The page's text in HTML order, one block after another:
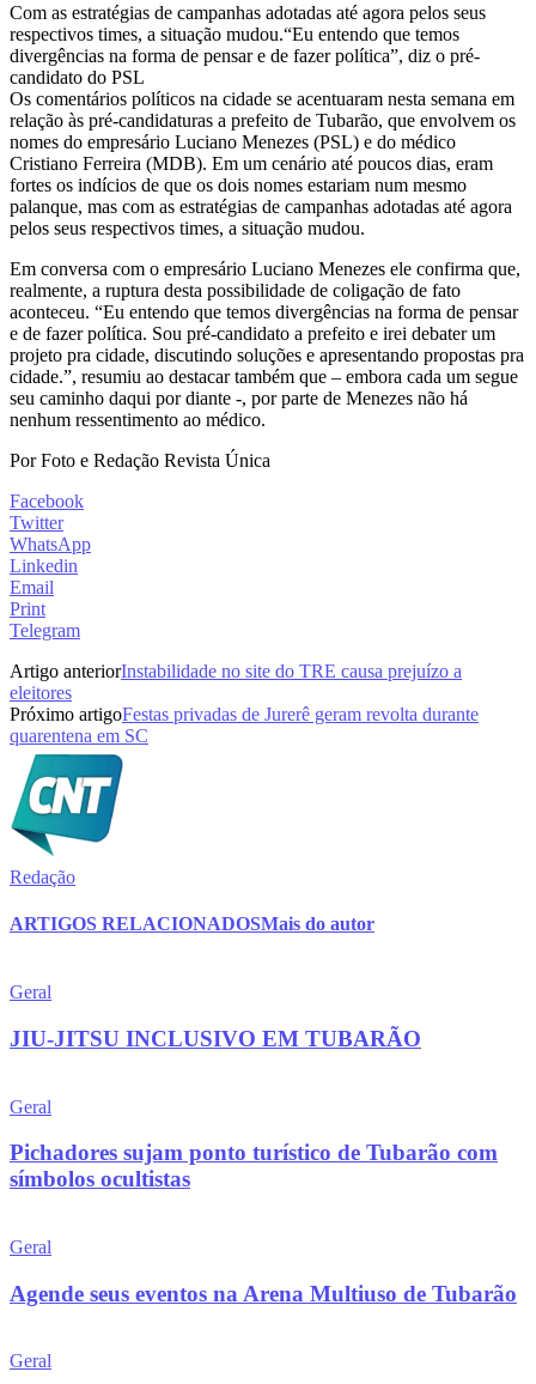
Com as estratégias de campanhas adotadas até agora pelos seus
respectivos times, a situação mudou.“Eu entendo que temos
divergências na forma de pensar e de fazer política”, diz o pré-
candidato do PSL
Os comentários políticos na cidade se acentuaram nesta semana em
relação às pré-candidaturas a prefeito de Tubarão, que envolvem os
nomes do empresário Luciano Menezes (PSL) e do médico
Cristiano Ferreira (MDB). Em um cenário até poucos dias, eram
fortes os indícios de que os dois nomes estariam num mesmo
palanque, mas com as estratégias de campanhas adotadas até agora
pelos seus respectivos times, a situação mudou.
Em conversa com o empresário Luciano Menezes ele confirma que,
realmente, a ruptura desta possibilidade de coligação de fato
aconteceu. “Eu entendo que temos divergências na forma de pensar
e de fazer política. Sou pré-candidato a prefeito e irei debater um
projeto pra cidade, discutindo soluções e apresentando propostas pra
cidade.”, resumiu ao destacar também que – embora cada um segue
seu caminho daqui por diante -, por parte de Menezes não há
nenhum ressentimento ao médico.
Por Foto e Redação Revista Única
Facebook
Twitter
WhatsApp
Linkedin
Email
Print
Telegram
Artigo anteriorInstabilidade no site do TRE causa prejuízo a
eleitores
Próximo artigoFestas privadas de Jurerê geram revolta durante
quarentena em SC
Redação
ARTIGOS RELACIONADOSMais do autor
Geral
JIU-JITSU INCLUSIVO EM TUBARÃO
Geral
Pichadores sujam ponto turístico de Tubarão com
símbolos ocultistas
Geral
Agende seus eventos na Arena Multiuso de Tubarão
Geral